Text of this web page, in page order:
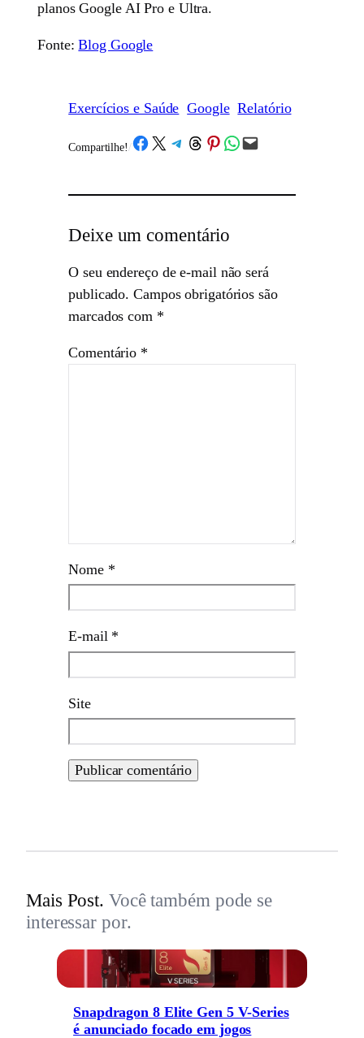
planos Google AI Pro e Ultra.
Fonte:Blog Google
Exercícios e Saúde Google Relatório
Compartilhe! /Share on Facebook
Share on X Share on Telegram
Share on Threads
Share on Pinterest
Share on WhatsApp
Email this Page
Deixe um comentário
O seu endereço de e-mail não será
publicado. Campos obrigatórios são
marcados com *
Comentário *
Nome *
E-mail *
Site
Mais Post. Você também pode se
interessar por.
Snapdragon 8 Elite Gen 5 V-Series
é anunciado focado em jogos